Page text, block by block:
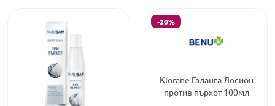
-20%
Klorane Галанга Лосион
против пърхот 100мл